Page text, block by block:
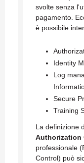
svolte senza
pagamento.
è possibile
Identity
Log
Secure
Training
La definizione
Authorization
professionale
Control) può